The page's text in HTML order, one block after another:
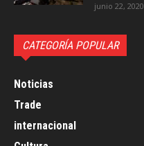
junio 22, 2020
CATEGORÍA POPULAR
Noticias
Trade
internacional